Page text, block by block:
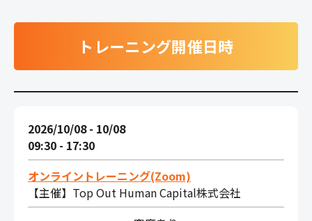
トレーニング開催日時
2026/10/08 - 10/08
09:30 - 17:30
オンライントレーニング(Zoom)
【主催】Top Out Human Capital株式会社